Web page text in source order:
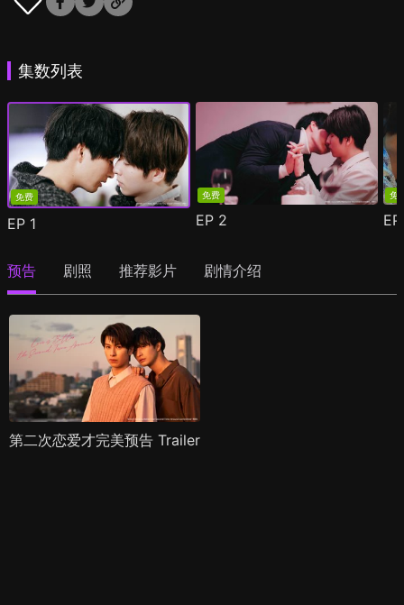
集数列表
免费
EP 1
免费
EP 2
免
预告 剧照 推荐影片 剧情介绍
第二次恋爱才完美预告 Trailer